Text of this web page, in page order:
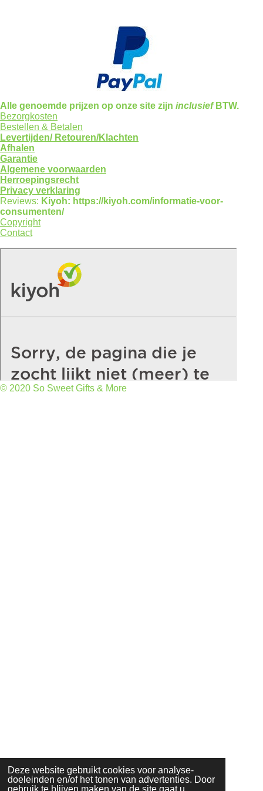
Deze website gebruikt cookies voor analyse-
doeleinden en/of het tonen van advertenties. Door
Alle genoemde prijzen op onze site zijn inclusiefBTW.
Bezorgkosten
Bestellen & Betalen
Levertijden/ Retouren/Klachten
Afhalen
Garantie
Algemene voorwaarden
Herroepingsrecht
Privacy verklaring
Reviews: Kiyoh: https://kiyoh.com/informatie-voor-
consumenten/
Copyright
Contact
© 2020 So Sweet Gifts & More